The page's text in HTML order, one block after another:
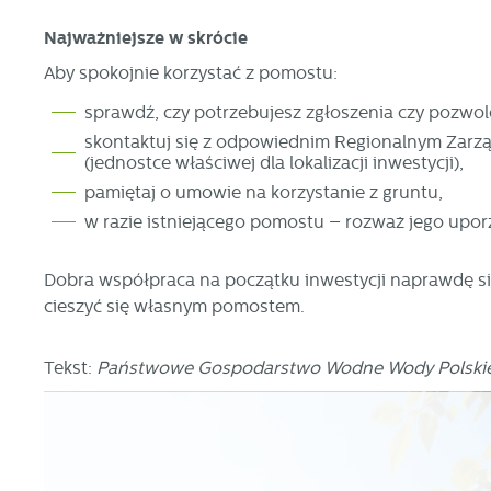
Najważniejsze w skrócie
Aby spokojnie korzystać z pomostu:
sprawdź, czy potrzebujesz zgłoszenia czy
skontaktuj się z odpowiednim Regionalnym
(jednostce właściwej dla lokalizacji inwestycji),
pamiętaj o umowie na korzystanie z gruntu,
w razie istniejącego pomostu – rozważ jego
Dobra współpraca na początku inwestycji naprawdę
cieszyć się własnym pomostem.
Tekst: Państwowe Gospodarstwo Wodne Wody